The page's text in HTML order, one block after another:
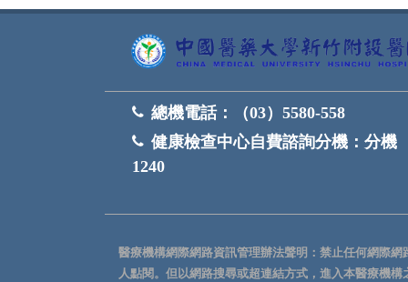
總機電話：
（03）5580-558
健康檢查中心自費諮詢分機： 分機
1240
醫療機構網際網路資訊管理辦法聲明：禁止任何網際
人點閱。但以網路搜尋或超連結方式，進入本醫療機